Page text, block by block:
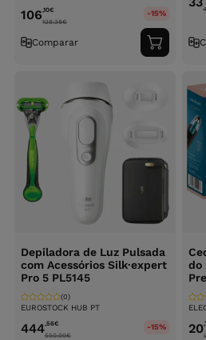
106,10€
128.38€
-15%
Comparar
ao
Depiladora de Luz Pulsada
com Acessórios Silk·expert
Pro 5 PL5145
EUROSTOCK HUB PT
(0)
444,56€
550.00€
-15%
do
20